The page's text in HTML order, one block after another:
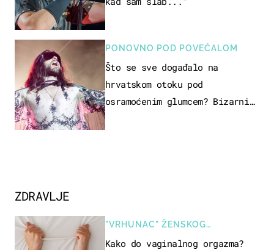
PONOVNO POD POVEĆALOM
Što se sve događalo na
hrvatskom otoku pod
osramoćenim glumcem? Bizarni
ZDRAVLJE
"VRHUNAC" ŽENSKOG
SEKSUALNOG ISKUSTVA
Kako do vaginalnog orgazma?